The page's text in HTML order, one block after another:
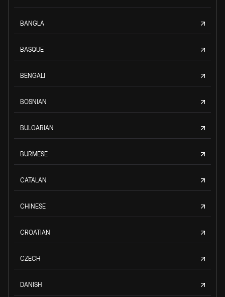
BANGLA
BASQUE
BENGALI
BOSNIAN
BULGARIAN
BURMESE
CATALAN
CHINESE
CROATIAN
CZECH
DANISH